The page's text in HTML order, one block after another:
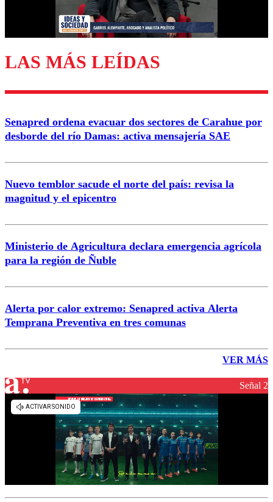
Enviar comentario
LAS MÁS LEÍDAS
Senapred ordena evacuar dos sectores de Carahue por
desborde del río Damas: activa mensajería SAE
Nuevo temblor sacude el norte del país: revisa la
magnitud y el epicentro
Ministerio de Agricultura declara emergencia agrícola
para la región de Ñuble
Alerta por calor extremo: Senapred activa Alerta
Temprana Preventiva en tres comunas
VER MÁS
Señal 2